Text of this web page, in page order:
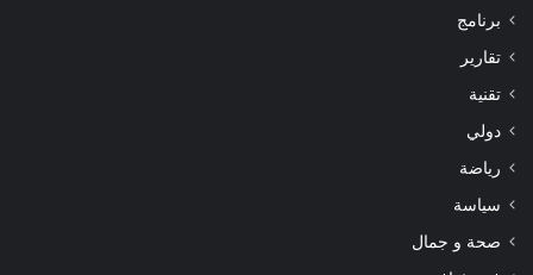
برنامج
تقارير
تقنية
دولي
رياضة
سياسة
صحة و جمال